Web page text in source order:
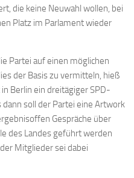
die keine Neuwahl wollen, bei
Platz im Parlament wieder
Partei auf einen möglichen
der Basis zu vermitteln, hieß
Berlin ein dreitägiger SPD-
soll der Partei eine Artwork
Gespräche über
des Landes geführt werden
Mitglieder sei dabei